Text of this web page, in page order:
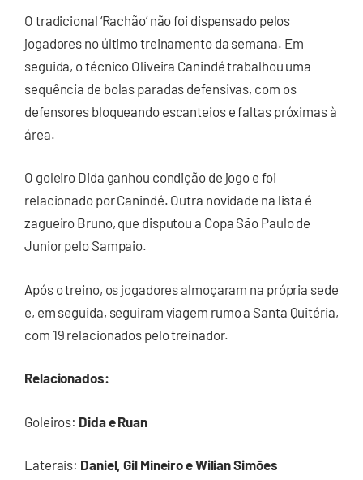
O tradicional ‘Rachão’ não foi dispensado pelos
jogadores no último treinamento da semana. Em
seguida, o técnico Oliveira Canindé trabalhou uma
sequência de bolas paradas defensivas, com os
defensores bloqueando escanteios e faltas próximas à
área.
O goleiro Dida ganhou condição de jogo e foi
relacionado por Canindé. Outra novidade na lista é
zagueiro Bruno, que disputou a Copa São Paulo de
Junior pelo Sampaio.
Após o treino, os jogadores almoçaram na própria sede
e, em seguida, seguiram viagem rumo a Santa Quitéria,
com 19 relacionados pelo treinador.
Relacionados:
Goleiros: Dida e Ruan
Laterais: Daniel, Gil Mineiro e Wilian Simões